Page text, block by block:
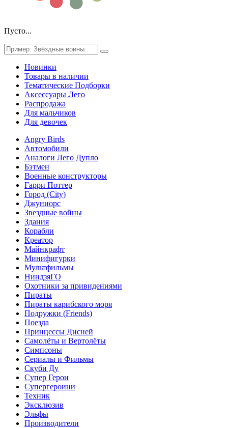
Пусто...
Новинки
Товары в наличии
Тематические Подборки
Аксессуары Лего
Распродажа
Для мальчиков
Для девочек
Angry Birds
Автомобили
Аналоги Лего Дупло
Бэтмен
Военные конструкторы
Гарри Поттер
Город (City)
Джуниорс
Звездные войны
Здания
Корабли
Креатор
Майнкрафт
Минифигурки
Мультфильмы
НиндзяГО
Охотники за привидениями
Пираты
Пираты карибского моря
Подружки (Friends)
Поезда
Принцессы Дисней
Самолёты и Вертолёты
Симпсоны
Сериалы и Фильмы
Скуби Ду
Супер Герои
Супергероини
Техник
Эксклюзив
Эльфы
Производители